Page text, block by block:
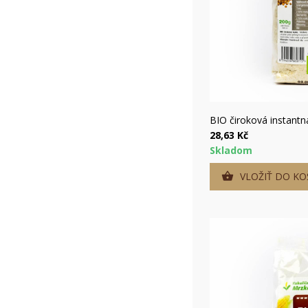
BIO čiroková
28,63 Kč
Skladom
 VLOŽIŤ DO